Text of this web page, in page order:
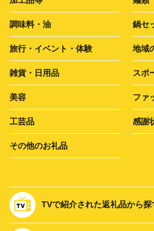
調味料・油 鍋セ
旅行・イベント・体験 地域
雑貨・日用品 スポ
美容 ファ
工芸品 感謝
その他のお礼品
TVで紹介された返礼品から探